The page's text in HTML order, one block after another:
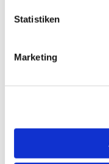
Statistiken
Marketing